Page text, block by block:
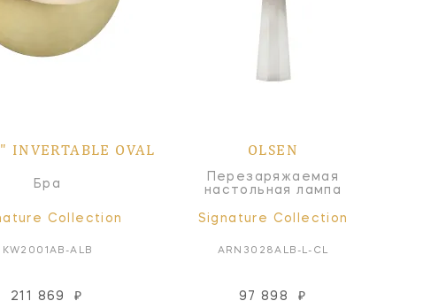
INVERTABLE OVAL
Бра
Collection
KW2001AB-ALB
211 869 ₽
OLSEN
Перезаряжаемая
настольная лампа
Signature Collection
ARN3028ALB-L-CL
97 898 ₽